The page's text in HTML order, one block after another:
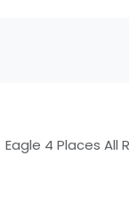
Eagle 4 Places All